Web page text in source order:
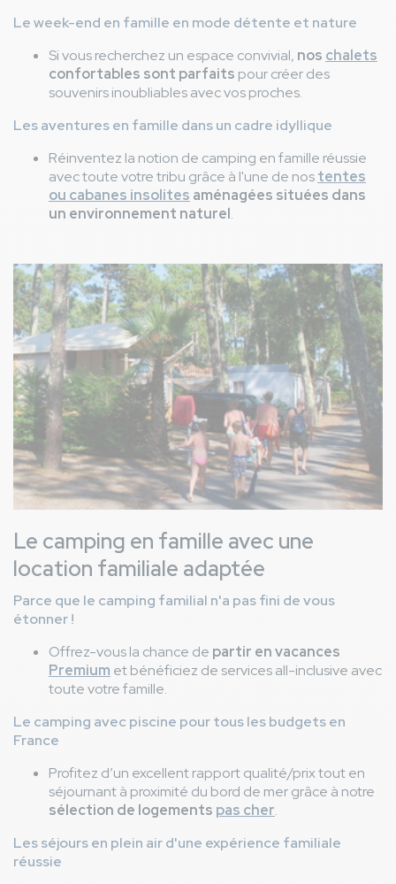
Le week-end en famille en mode détente et nature
Si vous recherchez un espace convivial, nos chalets
confortables sont parfaits pour créer des
souvenirs inoubliables avec vos proches.
Les aventures en famille dans un cadre idyllique
Réinventez la notion de camping en famille réussie
avec toute votre tribu grâce à l'une de nostentes
ou cabanes insolites aménagées situées dans
un environnement naturel.
Image
Le camping en famille avec une
location familiale adaptée
Parce que le camping familial n'a pas fini de vous
étonner !
Offrez-vous la chance de partir en vacances
Premium et bénéficiez de services all-inclusive avec
toute votre famille.
Le camping avec piscine pour tous les budgets en
France
Profitez d’un excellent rapport qualité/prix tout en
séjournant à proximité du bord de mer grâce à notre
sélection de logements pas cher.
Les séjours en plein air d'une expérience familiale
réussie